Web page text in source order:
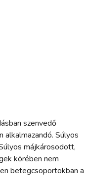
szenvedő
Súlyos
májkárosodott,
körében nem
betegcsoportokban a